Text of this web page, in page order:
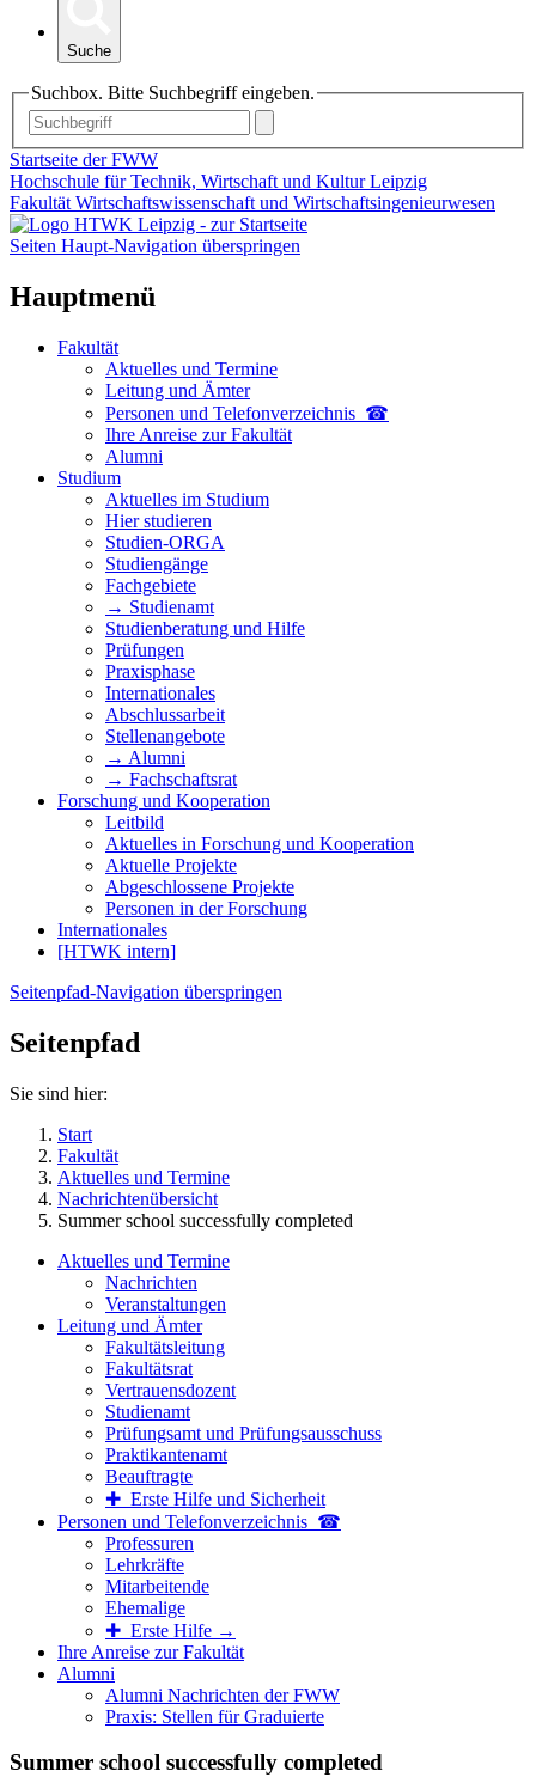
Suche
Suchbox. Bitte Suchbegriff eingeben.
Startseite der FWW
Hochschule für Technik, Wirtschaft und Kultur Leipzig
Fakultät Wirtschaftswissenschaft und Wirtschaftsingenieurwesen
Seiten Haupt-Navigation überspringen
Hauptmenü
Fakultät
Aktuelles und Termine
Leitung und Ämter
Personen und Telefon­verzeichnis ☎
Ihre Anreise zur Fakultät
Alumni
Studium
Aktuelles im Studium
Hier studieren
Studien-ORGA
Studiengänge
Fachgebiete
→ Studienamt
Studienberatung und Hilfe
Prüfungen
Praxisphase
Internationales
Abschlussarbeit
Stellenangebote
→ Alumni
→ Fachschaftsrat
Forschung und Kooperation
Leitbild
Aktuelles in Forschung und Kooperation
Aktuelle Projekte
Abgeschlossene Projekte
Personen in der Forschung
Internationales
[HTWK intern]
Seitenpfad-Navigation überspringen
Seitenpfad
Sie sind hier:
Start
Fakultät
Aktuelles und Termine
Nachrichtenübersicht
Summer school successfully completed
Aktuelles und Termine
Nachrichten
Veranstaltungen
Leitung und Ämter
Fakultätsleitung
Fakultätsrat
Vertrauensdozent
Studienamt
Prüfungsamt und Prüfungsausschuss
Praktikantenamt
Beauftragte
✚ Erste Hilfe und Sicherheit
Personen und Telefon­verzeichnis ☎
Professuren
Lehrkräfte
Mitarbeitende
Ehemalige
✚ Erste Hilfe →
Ihre Anreise zur Fakultät
Alumni
Alumni Nachrichten der FWW
Praxis: Stellen für Graduierte
Summer school successfully completed